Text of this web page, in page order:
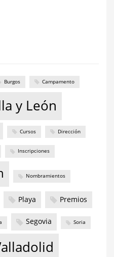
Burgos Campamento
y León
Cursos Dirección
Inscripciones
Nombramientos
Playa Premios
Segovia Soria